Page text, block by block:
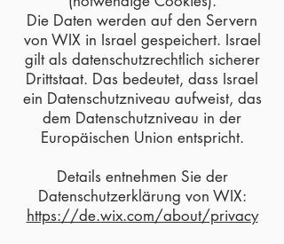
Die Daten werden auf den Servern
von WIX in Israel gespeichert. Israel
gilt als datenschutzrechtlich sicherer
Drittstaat. Das bedeutet, dass Israel
ein Datenschutzniveau aufweist, das
dem Datenschutzniveau in der
Europäischen Union entspricht.
Details entnehmen Sie der
Datenschutzerklärung von WIX:
https://de.wix.com/about/privacy